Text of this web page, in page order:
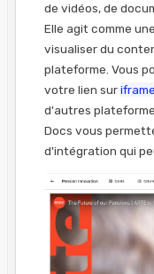
de vidéos, de
Elle agit comme
visualiser du
plateforme. Vous
votre lien sur
d'autres
Docs vous
d'intégration qui